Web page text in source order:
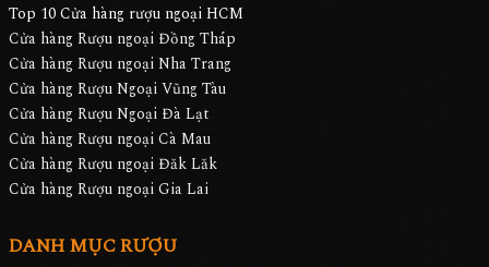
Top 10 Cửa hàng rượu ngoại HCM
Cửa hàng Rượu ngoại Đồng Tháp
Cửa hàng Rượu ngoại Nha Trang
Cửa hàng Rượu Ngoại Vũng Tàu
Cửa hàng Rượu Ngoại Đà Lạt
Cửa hàng Rượu ngoại Cà Mau
Cửa hàng Rượu ngoại Đăk Lăk
Cửa hàng Rượu ngoại Gia Lai
DANH MỤC RƯỢU